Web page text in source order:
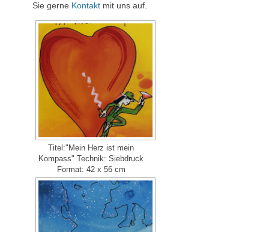
Sie gerne Kontakt mit uns auf.
Titel:"Mein Herz ist mein
Kompass" Technik: Siebdruck
Format: 42 x 56 cm